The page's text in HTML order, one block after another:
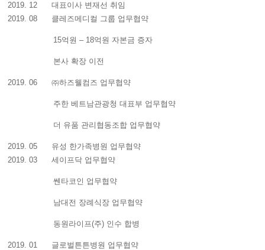
2019. 12 대표이사 변재선 취임
2019. 08 클레즈메디컬 그룹 업무협약
15억원 – 18억원 자본금 증자
본사 확장 이전
2019. 06 ㈜하즈웰컴즈 업무협약
주한 베트남관광청 대표부 업무협약
더 유품 관리협동조합 업무협약
2019. 05 유성 한가족병원 업무협약
2019. 03 세이프닥 업무협약
쎈타코인 업무협약
남대전 장례식장 업무협약
동원라이프(주) 인수 합병
2019. 01 글로벌튼튼병원 업무협약